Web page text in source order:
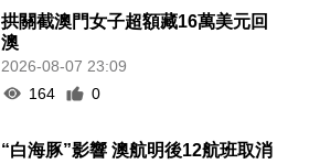
拱關截澳門女子超額藏16萬美元回
澳
2026-08-07 23:09
164
0
“白海豚”影響 澳航明後12航班取消